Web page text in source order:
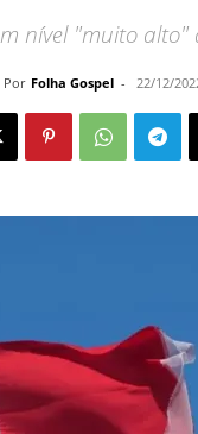
nível "muito
Por Folha Gospel - 22/12/